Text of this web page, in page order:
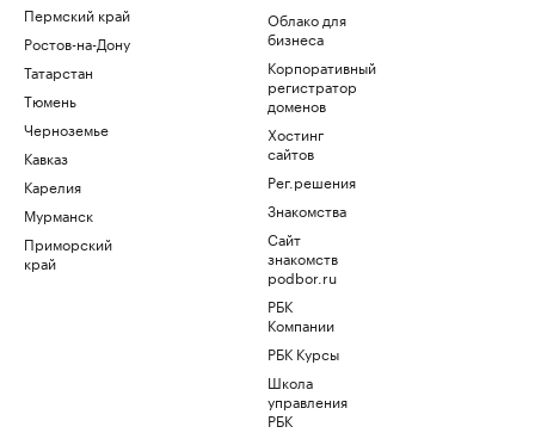
Пермский край
Ростов-на-Дону
Татарстан
Тюмень
Черноземье
Кавказ
Карелия
Мурманск
Приморский
край
Облако для
бизнеса
Корпоративный
регистратор
доменов
Хостинг
сайтов
Рег.решения
Знакомства
Сайт
знакомств
podbor.ru
РБК
Компании
РБК Курсы
Школа
управления
РБК